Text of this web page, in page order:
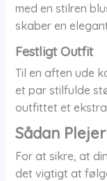
med en stilren
skaber en
Festligt Outfit
Til en aften ude
et par stilfulde
outfittet et
Sådan
For at sikre, at
det vigtigt at